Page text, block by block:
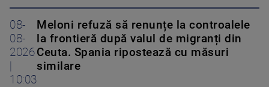
08-
08-
2026
10:03
Meloni refuză să renunțe la controalele
la frontieră după valul de migranți din
Ceuta. Spania ripostează cu măsuri
similare